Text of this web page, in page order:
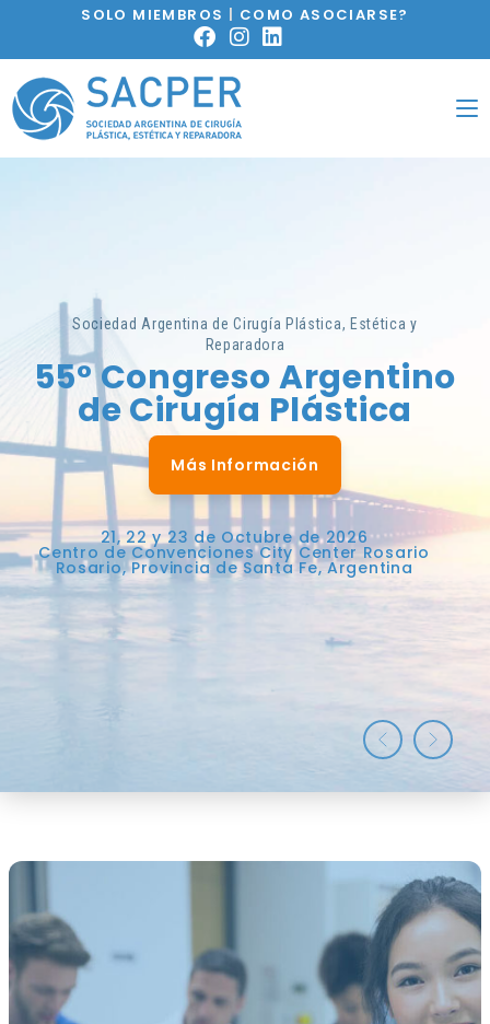
SOLO MIEMBROS | COMO ASOCIARSE?
Sociedad Argentina de Cirugía Plástica, Estética y
Reparadora
55° Congreso Argentino
de Cirugía Plástica
Más Información
21, 22 y 23 de Octubre de 2026
Centro de Convenciones City Center Rosario
Rosario, Provincia de Santa Fe, Argentina